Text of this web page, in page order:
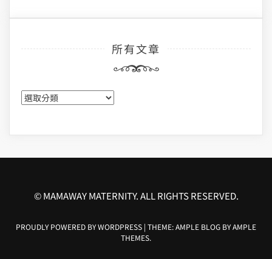
所有文章
所
有
章
© MAMAWAY MATERNITY. ALL RIGHTS RESERVED.
PROUDLY POWERED BY WORDPRESS | THEME: AMPLE BLOG BYAMPLE
THEMES.